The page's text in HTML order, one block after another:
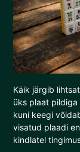
Käik järgib
üks plaat pildiga
kuni keegi
visatud plaadi
kindlatel